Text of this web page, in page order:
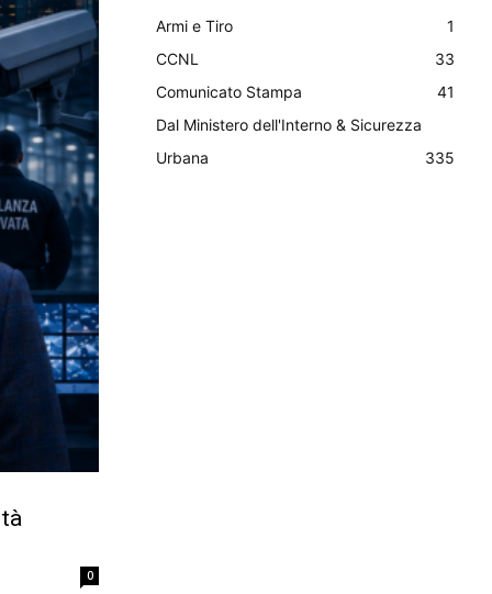
0
Armi e Tiro
1
CCNL
33
Comunicato Stampa
41
Dal Ministero dell'Interno & Sicurezza
Urbana
335